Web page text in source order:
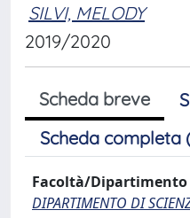
SILVI, MELODY
2019/2020
Scheda breve
Scheda completa
Facoltà/Dipartimento
DIPARTIMENTO DI